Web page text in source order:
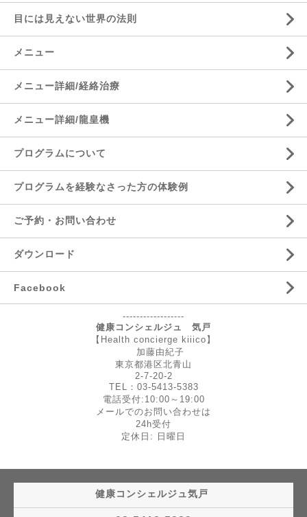
目には見えない世界の法則
メニュー
メニュー詳細/経絡治療
メニュー詳細/龍皇機
プログラムについて
プログラムを経験なさった方の体験例
ご予約・お問い合わせ
ダウンロード
Facebook
------------------
健康コンシェルジュ 気戸
【Health concierge kiiico】
加藤由紀子
東京都港区北青山
2-7-20-2
TEL：03-5413-5383
電話受付:10:00～19:00
メールでのお問い合わせは
24h受付
定休日: 日曜日
健康コンシェルジュ気戸